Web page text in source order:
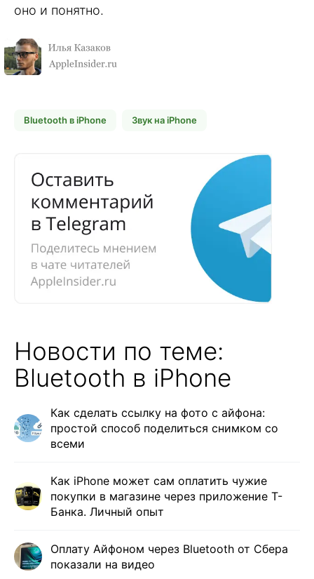
оно и понятно.
Bluetooth в iPhone Звук на iPhone
Новости по теме:
Bluetooth в iPhone
Как сделать ссылку на фото с айфона:
простой способ поделиться снимком со
всеми
Как iPhone может сам оплатить чужие
покупки в магазине через приложение Т-
Банка. Личный опыт
Оплату Айфоном через Bluetooth от Сбера
показали на видео